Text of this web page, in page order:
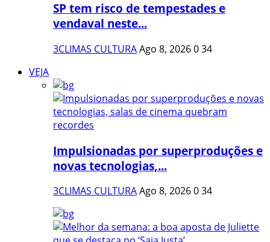
SP tem risco de tempestades e
vendaval neste...
3CLIMAS CULTURAAgo 8, 2026034
VEJA
Impulsionadas por superproduções e
novas tecnologias,...
3CLIMAS CULTURAAgo 8, 2026034